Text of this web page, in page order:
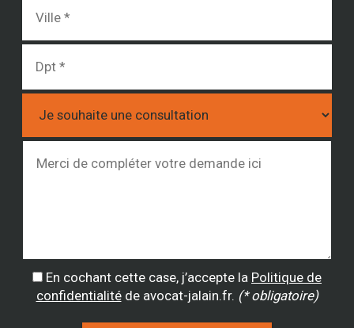
En cochant cette case, j’accepte la Politique de
confidentialitéde avocat-jalain.fr. (* obligatoire)